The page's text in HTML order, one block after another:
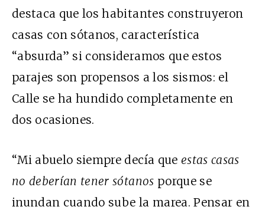
destaca que los habitantes construyeron
casas con sótanos, característica
“absurda” si consideramos que estos
parajes son propensos a los sismos: el
Calle se ha hundido completamente en
dos ocasiones.
“Mi abuelo siempre decía que estas casas
no deberían tener sótanos porque se
inundan cuando sube la marea. Pensar en